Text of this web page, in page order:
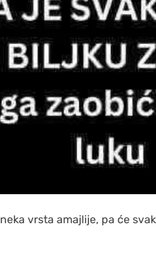
vrsta amajlije, pa će